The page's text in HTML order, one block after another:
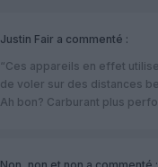
Justin Fair a commenté :
“Ces appareils en effet
de voler sur des distances
Ah bon? Carburant plus